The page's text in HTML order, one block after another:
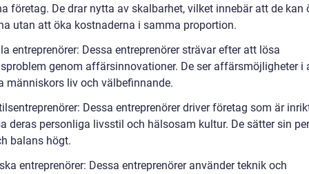
företag. De drar nytta av skalbarhet, vilket innebär att de kan
utan att öka kostnaderna i samma proportion.
entreprenörer: Dessa entreprenörer strävar efter att lösa
genom affärsinnovationer. De ser affärsmöjligheter i
människors liv och välbefinnande.
Dessa entreprenörer driver företag som är
deras personliga livsstil och hälsosam kultur. De sätter sin
balans högt.
entreprenörer: Dessa entreprenörer använder teknik och